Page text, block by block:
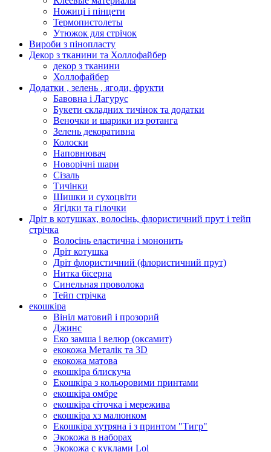
Ножиці і пінцети
Термопистолеты
Утюжок для стрічок
Вироби з пінопласту
Декор з тканини та Холлофайбер
декор з тканини
Холлофайбер
Додатки , зелень , ягоди, фрукти
Бавовна і Лагурус
Букети складних тичінок та додатки
Веночки и шарики из ротанга
Зелень декоративна
Колоски
Наповнювач
Новорічні шари
Сізаль
Тичінки
Шишки и сухоцвіти
Ягідки та гілочки
Дріт в котушках, волосінь, флористичний прут і тейп
стрічка
Волосінь еластична і мононить
Дріт котушка
Дріт флористичний (флористичний прут)
Нитка бісерна
Синельная проволока
Тейп стрічка
екошкіра
Вініл матовий і прозорий
Джинс
Еко замша і велюр (оксамит)
екокожа Металік та 3D
екокожа матова
екошкіра блискуча
Екошкіра з кольоровими принтами
екошкіра омбре
екошкіра сіточка і мережива
екошкіра хз малюнком
Екошкіра хутряна і з принтом "Тигр"
Экокожа в наборах
Экокожа с куклами Lol